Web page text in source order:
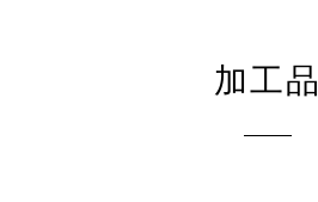
加工品